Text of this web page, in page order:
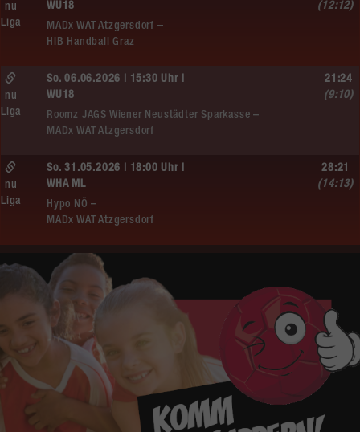
WU18
MADx WAT Atzgersdorf –
HIB Handball Graz
nu
Liga
(12:12)
So. 06.06.2026 | 15:30 Uhr |
WU18
Roomz JAGS Wiener Neustädter Sparkasse –
MADx WAT Atzgersdorf
nu
Liga
21:24
(9:10)
So. 31.05.2026 | 18:00 Uhr |
WHA ML
Hypo NÖ –
MADx WAT Atzgersdorf
nu
Liga
28:21
(14:13)